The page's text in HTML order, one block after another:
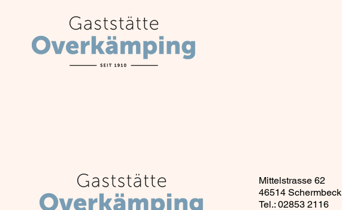
Mittelstrasse 62
46514 Schermbeck
Tel.: 02853 2116